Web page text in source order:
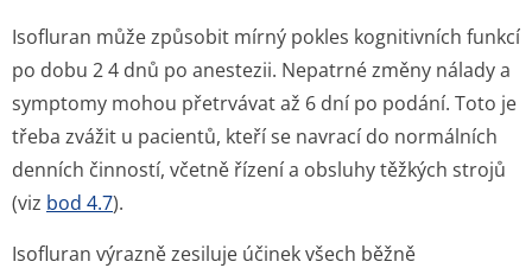
Isofluran může způsobit mírný pokles kognitivních funkcí
po dobu 2 4 dnů po anestezii. Nepatrné změny nálady a
symptomy mohou přetrvávat až 6 dní po podání. Toto je
třeba zvážit u pacientů, kteří se navrací do normálních
denních činností, včetně řízení a obsluhy těžkých strojů
(viz bod 4.7).
Isofluran výrazně zesiluje účinek všech běžně